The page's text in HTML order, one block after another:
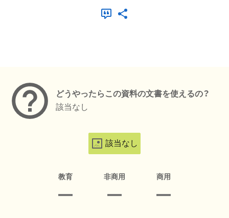
どうやったらこの資料の文書を使えるの？
該当なし
該当なし
教育 非商用 商用